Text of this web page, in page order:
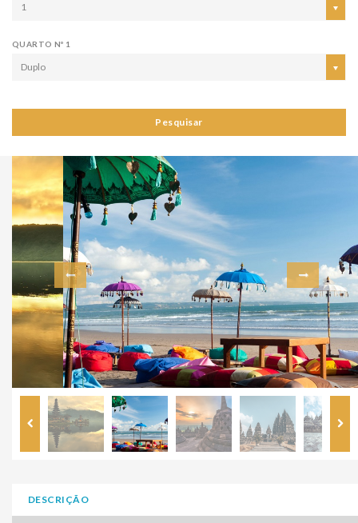
1
QUARTO Nº 1
Duplo
Pesquisar
DESCRIÇÃO